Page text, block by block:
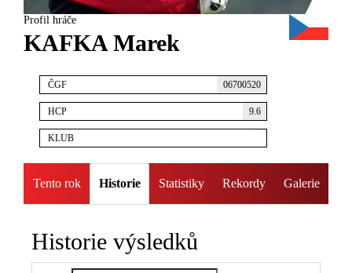
Profil hráče
KAFKA Marek
ČGF 06700520
HCP 9.6
KLUB
Tento rok Historie Statistiky Rekordy Galerie
Historie výsledků